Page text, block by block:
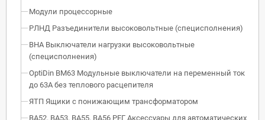
Модули процессорные
РЛНД Разъединители высоковольтные (специсполнения)
ВНА Выключатели нагрузки высоковольтные
(специсполнения)
OptiDin BM63 Модульные выключатели на переменный ток
до 63А без теплового расцепителя
ЯТП Ящики с понижающим трансформатором
ВА52. ВА53. ВА55. ВА56 РЕГ Аксессуары для автоматических